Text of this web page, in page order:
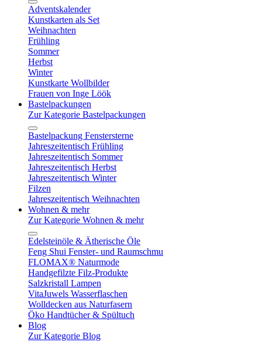
Adventskalender
Kunstkarten als Set
Weihnachten
Frühling
Sommer
Herbst
Winter
Kunstkarte Wollbilder
Frauen von Inge Löök
Bastelpackungen
Zur Kategorie Bastelpackungen
Bastelpackung Fenstersterne
Jahreszeitentisch Frühling
Jahreszeitentisch Sommer
Jahreszeitentisch Herbst
Jahreszeitentisch Winter
Filzen
Jahreszeitentisch Weihnachten
Wohnen & mehr
Zur Kategorie Wohnen & mehr
Edelsteinöle & Ätherische Öle
Feng Shui Fenster- und Raumschmu
FLOMAX® Naturmode
Handgefilzte Filz-Produkte
Salzkristall Lampen
VitaJuwels Wasserflaschen
Wolldecken aus Naturfasern
Öko Handtücher & Spültuch
Blog
Zur Kategorie Blog